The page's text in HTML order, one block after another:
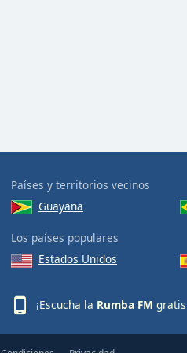
Países y territorios vecinos
Guayana
Los países populares
Estados Unidos
¡Escucha la Rumba FM